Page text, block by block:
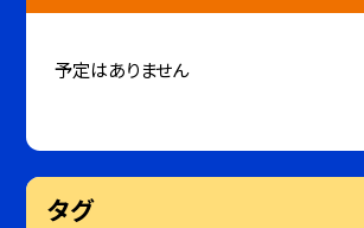
予定はありません
タグ